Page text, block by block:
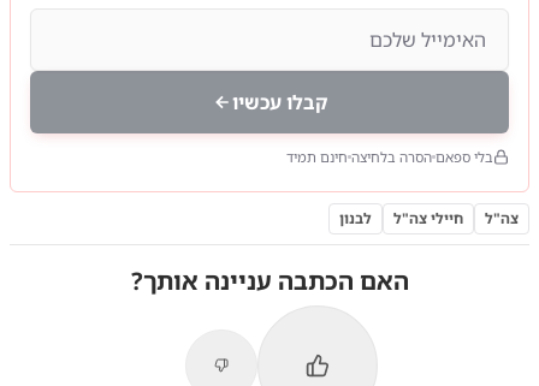
קבלו עכשיו
בלי ספאם הסרה בלחיצה חינם תמיד
צה"ל חיילי צה"ל לבנון
האם הכתבה עניינה אותך?